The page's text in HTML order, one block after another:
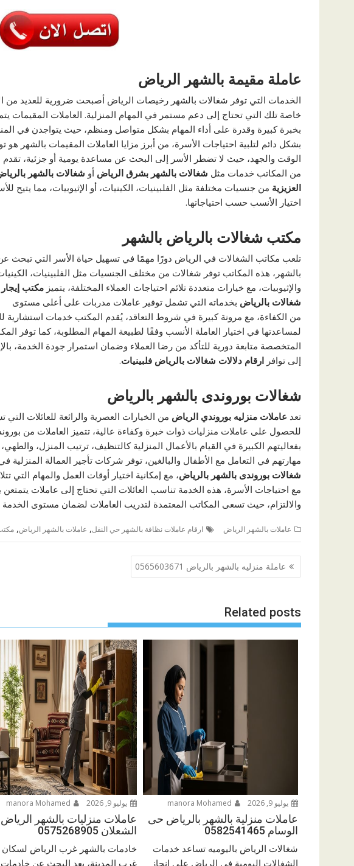
عاملة مقيمة بالشهر الرياض
الخدمات التي توفر شغالات بالشهر رخيصات الرياض أصبحت ضرورية للعديد من
خاصة تلك التي تحتاج إلى دعم مستمر في المهام المنزلية. العاملات المقيمات
بخبرة كبيرة وقدرة على أداء المهام بشكل متواصل ومنظم، حيث يتواجدن في
بشكل دائم لتلبية احتياجات الأسرة، من أبرز مزايا العاملات المقيمات بالشهر هو
الوقت والجهد، حيث لا تضطر الأسر إلى البحث عن مساعدة يومية أو جزئية، تقدم
من المكاتب خدمات مثل شغالات بالشهر بشرق الرياض أو شغالات بالشهر
العزيزية من جنسيات مختلفة مثل الفلبينيات، الكينيات، أو الإثيوبيات، مما يتيح
اختيار الأنسب حسب احتياجاتها.
مكتب شغالات بالرياض بالشهر
تلعب مكاتب الشغالات في الرياض دورًا مهمًا في تسهيل حياة الأسر التي تبحث
بالشهر، هذه المكاتب توفر شغالات من مختلف الجنسيات مثل الفلبينيات،
والإثيوبيات، مع خيارات متعددة تلائم احتياجات العملاء المختلفة، يتميز مكتب إيجار
شغالات بالرياض بخدماته التي تشمل توفير عاملات مدربات على أعلى مستوى
من الكفاءة، مع مرونة كبيرة في شروط التعاقد، يُقدم المكتب خدمات استشارية
لمساعدتها في اختيار العاملة الأنسب وفقًا لطبيعة المهام المطلوبة، كما توفر
المتخصصة متابعة دورية للتأكد من رضا العملاء وضمان استمرار جودة الخدمة،
إلى توافر ارقام دلالات شغالات بالرياض فلبينيات.
شغالات بوروندى بالشهر بالرياض
تعد عاملات منزليه بوروندي الرياض من الخيارات العصرية والرائعة للعائلات التي
للحصول على عاملات منزليات ذوات خبرة وكفاءة عالية، تتميز العاملات من
بفعاليتهم الكبيرة في القيام بالأعمال المنزلية كالتنظيف، ترتيب المنزل،
مهارتهم في التعامل مع الأطفال والبالغين، توفر شركات تأجير العمالة المنزلية
شغالات بوروندى بالشهر بالرياض، مع إمكانية اختيار أوقات العمل والمهام التي
مع احتياجات الأسرة، هذه الخدمة تناسب العائلات التي تحتاج إلى عاملات يتمتعن
والالتزام، حيث تسعى المكاتب المعتمدة لتدريب العاملات لضمان مستوى الخدمة
عاملات بالشهر الرياض ارقام عاملات نظافة بالشهر حي النفل, عاملات بالشهر الرياض,
تصفّح
المقالات
عاملة منزليه بالشهر بالرياض 0565603671
Related posts
يوليو 9, 2026
عاملات منزلية بالشهر بالرياض حى
الوسام 0582541465
شغالات الرياض باليوميه تساعد خدمات
الشغالات اليومية في الرياض على إنجاز
يوليو 9, 2026
عاملات منزليات بالشهر
الشعلان 0575268905
خادمات بالشهر غرب الرياض لسكان
غرب المدينة، يعد البحث عن خادمات